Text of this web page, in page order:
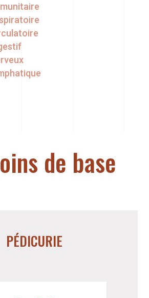
de base
PÉDICURIE